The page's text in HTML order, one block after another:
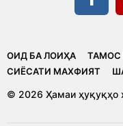
ОИД БА ЛОИҲА ТАМОС
CИЁСАТИ МАХФИЯТ
© 2026 Ҳамаи ҳуқуқҳо